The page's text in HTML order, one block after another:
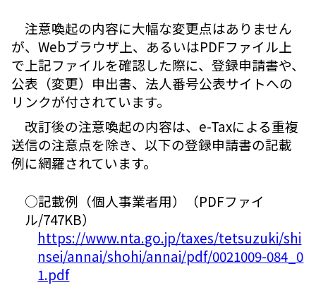
注意喚起の内容に大幅な変更点はありません
が、Webブラウザ上、あるいはPDFファイル上
で上記ファイルを確認した際に、登録申請書や、
公表（変更）申出書、法人番号公表サイトへの
リンクが付されています。
改訂後の注意喚起の内容は、e-Taxによる重複
送信の注意点を除き、以下の登録申請書の記載
例に網羅されています。
○記載例（個人事業者用）（PDFファイ
ル/747KB）
https://www.nta.go.jp/taxes/tetsuzuki/shi
nsei/annai/shohi/annai/pdf/0021009-084_0
1.pdf